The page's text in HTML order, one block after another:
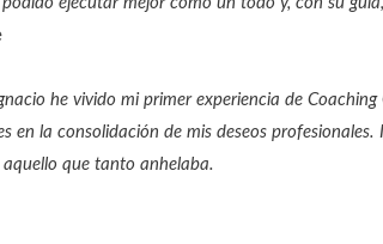
he vivido mi primer experiencia de
la consolidación de mis deseos
que tanto anhelaba.